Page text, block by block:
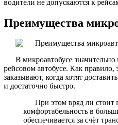
водители не допускаются к
Преимущества
В микроавтобусе
рейсовом автобусе. Как правило,
заказывают, когда хотят
и достаточно быстро.
При этом вряд ли стоит
комфортабельность в
обеспечивается за счёт